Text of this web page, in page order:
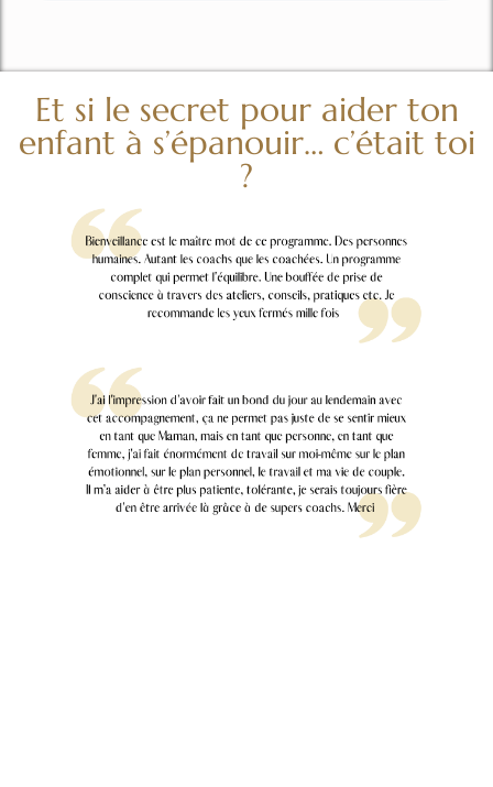
Et si le secret pour aider ton
enfant à s’épanouir… c’était toi
?